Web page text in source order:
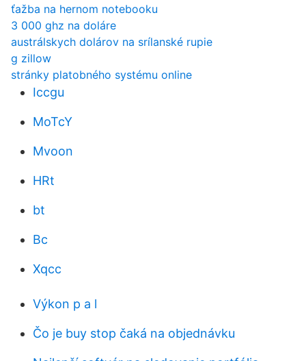
ťažba na hernom notebooku
3 000 ghz na doláre
austrálskych dolárov na srílanské rupie
g zillow
stránky platobného systému online
Iccgu
MoTcY
Mvoon
HRt
bt
Bc
Xqcc
Výkon p a l
Čo je buy stop čaká na objednávku